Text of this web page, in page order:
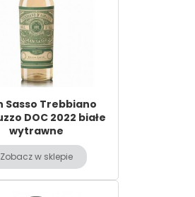
Sasso Trebbiano
DOC 2022 białe
wytrawne
Zobacz w sklepie